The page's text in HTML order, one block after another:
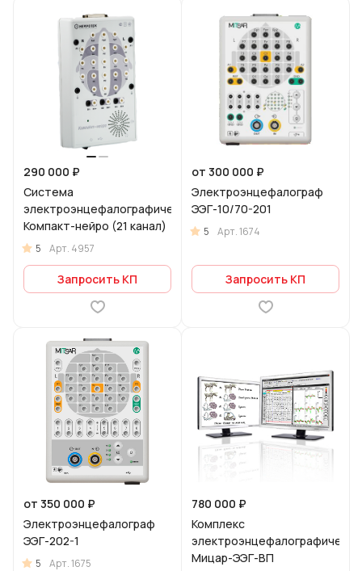
290 000 ₽
Система
электроэнцефалографическая
Компакт-нейро (21 канал)
5 Арт. 4957
Запросить КП
от 300 000 ₽
Электроэнцефалограф
ЭЭГ-10/70-201
5 Арт.1674
Запросить КП
от 350 000 ₽
Электроэнцефалограф
ЭЭГ-202-1
5 Арт.1675
780 000 ₽
Комплекс
Мицар-ЭЭГ-ВП